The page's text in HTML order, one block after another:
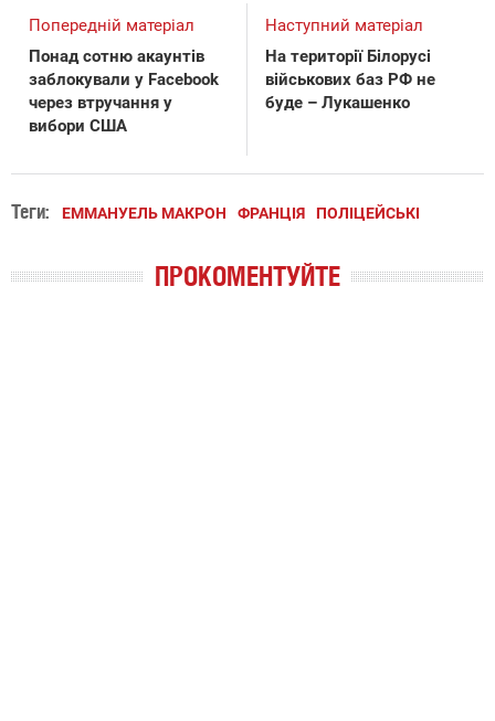
Попередній матеріал
Понад сотню акаунтів
заблокували у Facebook
через втручання у
вибори США
Наступний матеріал
На території Білорусі
військових баз РФ не
буде – Лукашенко
Теги: ЕММАНУЕЛЬ МАКРОН ФРАНЦІЯ ПОЛІЦЕЙСЬКІ
ПРОКОМЕНТУЙТЕ